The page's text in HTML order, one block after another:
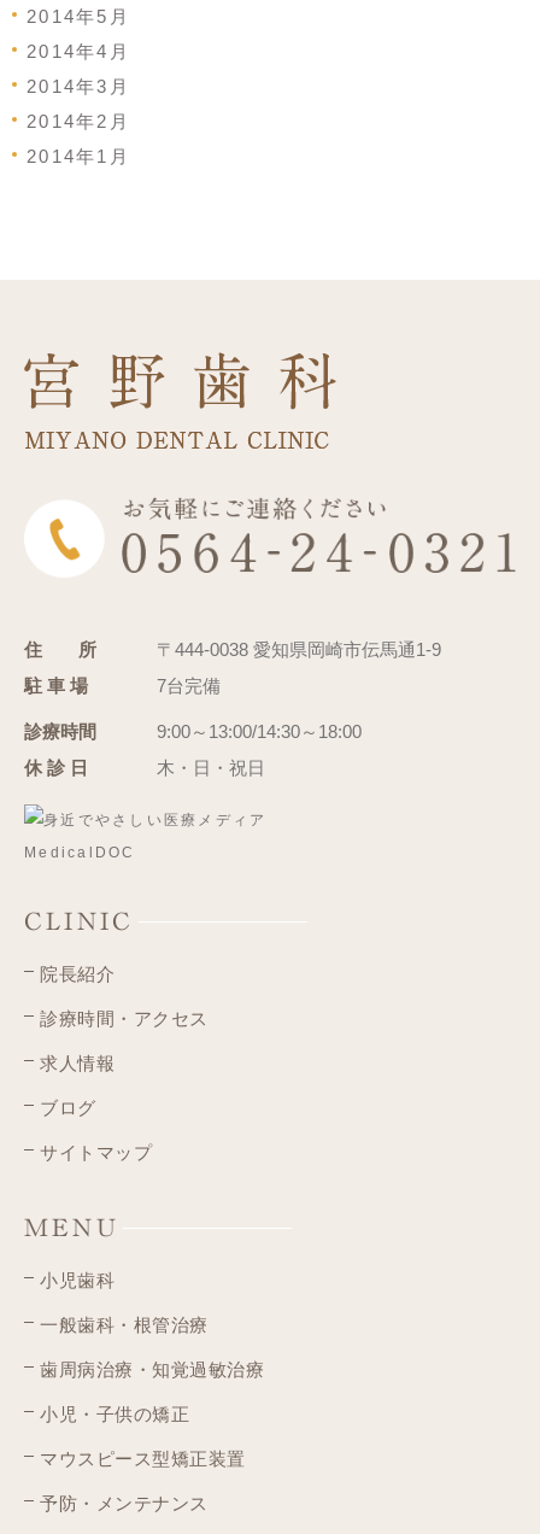
2014年5月
2014年4月
2014年3月
2014年2月
2014年1月
住 所
〒444-0038 愛知県岡崎市伝馬通1-9
駐 車 場
7台完備
診療時間
9:00～13:00/14:30～18:00
休 診 日
木・日・祝日
CLINIC
院長紹介
診療時間・アクセス
求人情報
ブログ
サイトマップ
MENU
小児歯科
一般歯科・根管治療
歯周病治療・知覚過敏治療
小児・子供の矯正
マウスピース型矯正装置
予防・メンテナンス